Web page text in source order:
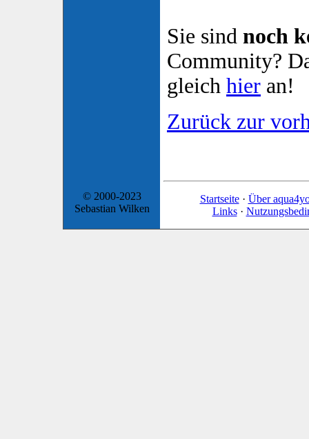
Sie sind noch
Community?
gleich hier an!
Zurück zur
© 2000-2023
Sebastian Wilken
Startseite· Über
Links·